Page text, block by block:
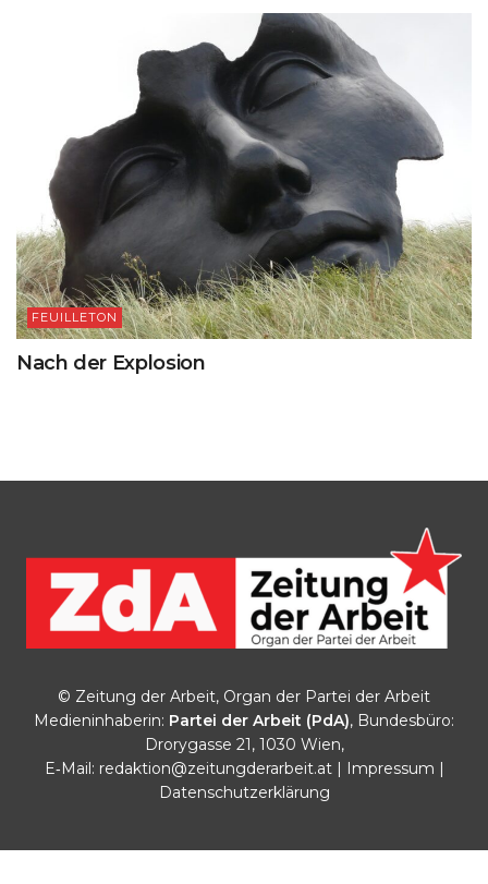
FEUILLETON
Nach der Explosion
© Zeitung der Arbeit, Organ der Partei der Arbeit
Medieninhaberin: Partei der Arbeit (PdA), Bundesbüro:
Drorygasse 21, 1030 Wien,
E‑Mail: redaktion@zeitungderarbeit.at| Impressum |
Datenschutzerklärung